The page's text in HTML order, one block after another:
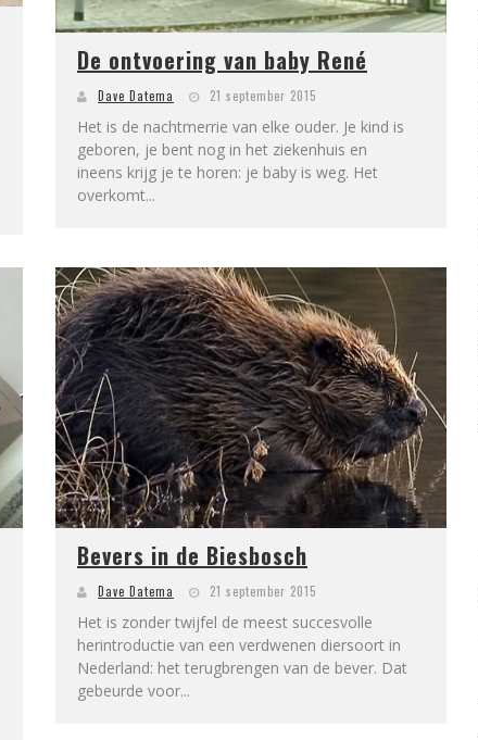
De ontvoering van baby René
Dave Datema 21 september 2015
Het is de nachtmerrie van elke ouder. Je kind is
geboren, je bent nog in het ziekenhuis en
ineens krijg je te horen: je baby is weg. Het
overkomt...
Bevers in de Biesbosch
Dave Datema 21 september 2015
Het is zonder twijfel de meest succesvolle
herintroductie van een verdwenen diersoort in
Nederland: het terugbrengen van de bever. Dat
gebeurde voor...